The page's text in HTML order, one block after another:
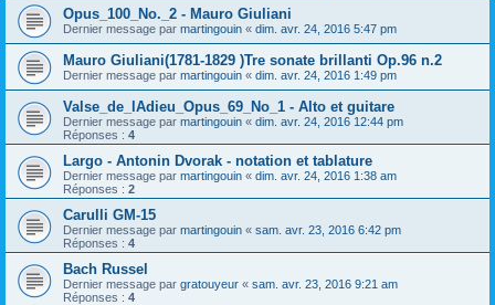
Opus_100_No._2 - Mauro Giuliani
Dernier message par martingouin « dim. avr. 24, 2016 5:47 pm
Mauro Giuliani(1781-1829 )Tre sonate brillanti Op.96 n.2
Dernier message par martingouin « dim. avr. 24, 2016 1:49 pm
Valse_de_lAdieu_Opus_69_No_1 - Alto et guitare
Dernier message par martingouin « dim. avr. 24, 2016 12:44 pm
Réponses : 4
Largo - Antonin Dvorak - notation et tablature
Dernier message par martingouin « dim. avr. 24, 2016 1:38 am
Réponses : 2
Carulli GM-15
Dernier message par martingouin « sam. avr. 23, 2016 6:42 pm
Réponses : 4
Bach Russel
Dernier message par gratouyeur « sam. avr. 23, 2016 9:21 am
Réponses : 4